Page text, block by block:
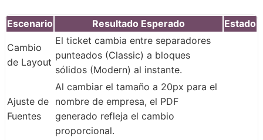
Escenario Resultado Esperado Estado
Cambio
de Layout
El ticket cambia entre separadores
punteados (Classic) a bloques
sólidos (Modern) al instante.
Ajuste de
Fuentes
Al cambiar el tamaño a 20px para el
nombre de empresa, el PDF
generado refleja el cambio
proporcional.